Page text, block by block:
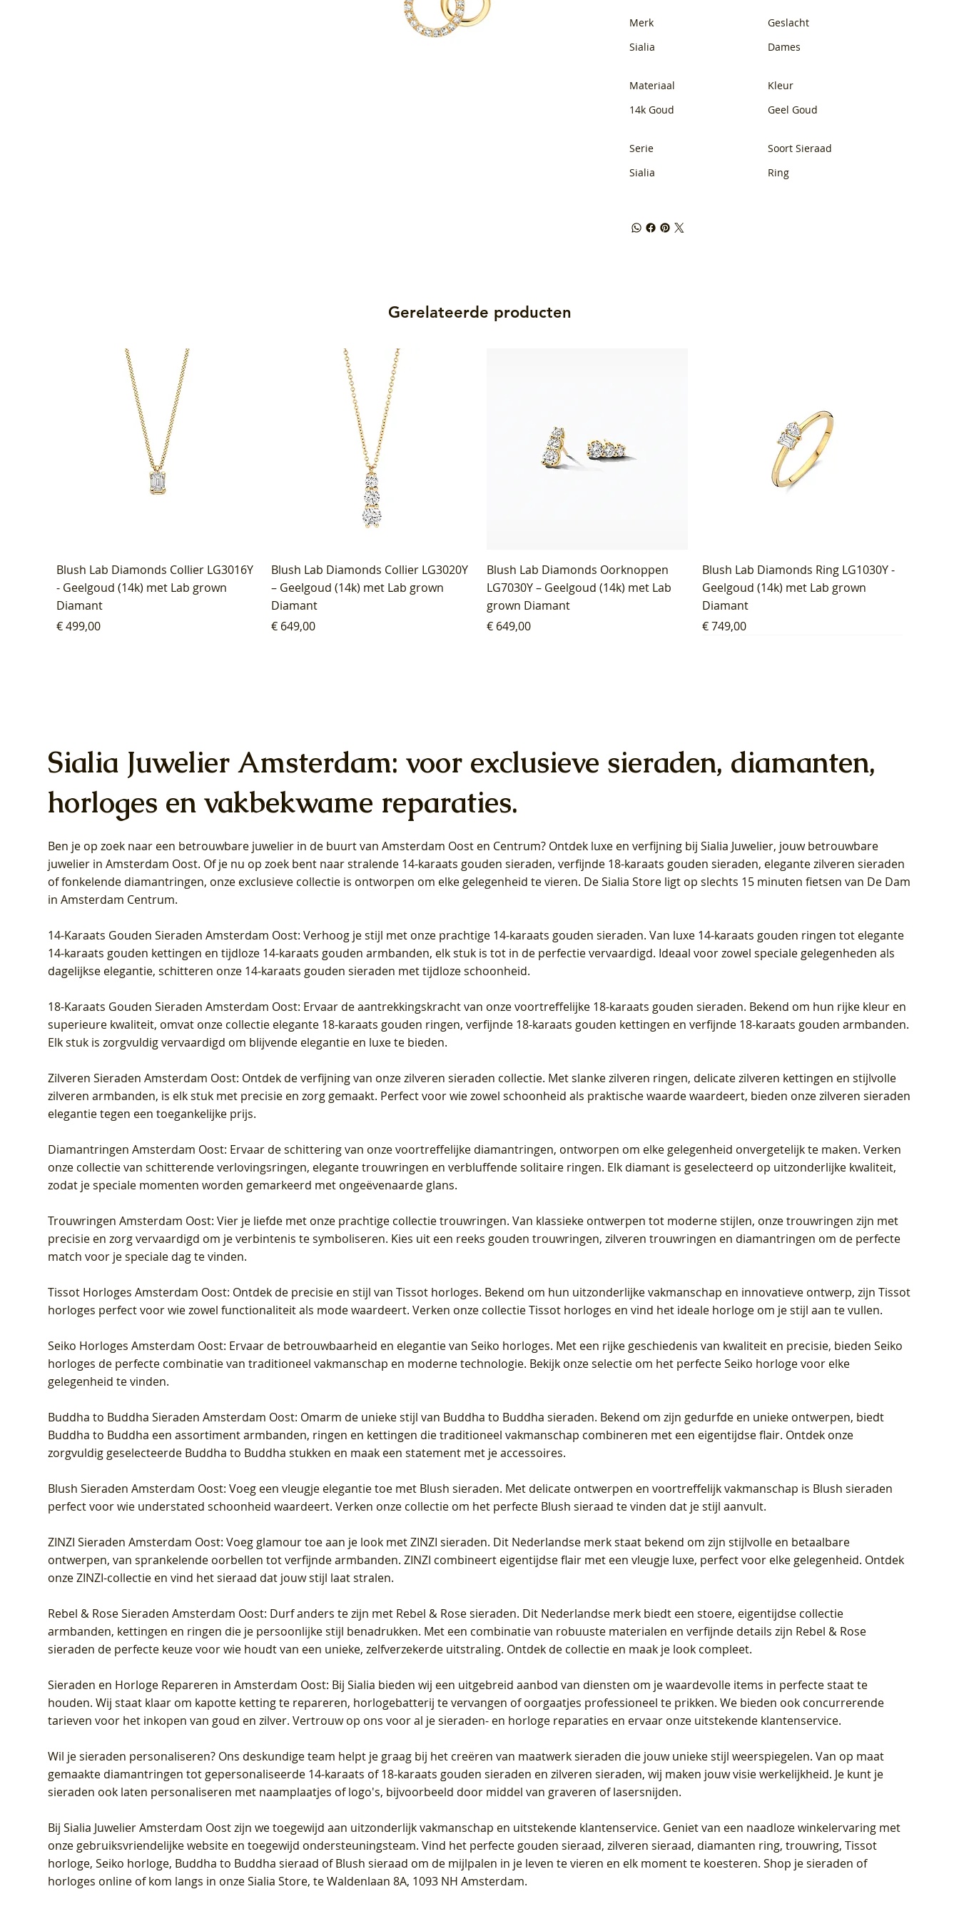
Merk
Sialia
Geslacht
Dames
Materiaal
14k Goud
Kleur
Geel Goud
Serie
Sialia
Soort Sieraad
Ring
Gerelateerde producten
Blush Lab Diamonds Collier LG3016Y
- Geelgoud (14k) met Lab grown
Diamant
Prijs
€ 499,00
Blush Lab Diamonds Collier LG3020Y
– Geelgoud (14k) met Lab grown
Diamant
Prijs
€ 649,00
Blush Lab Diamonds Oorknoppen
LG7030Y – Geelgoud (14k) met Lab
grown Diamant
Prijs
€ 649,00
Blush Lab Diamonds Ring LG1030Y -
Geelgoud (14k) met Lab grown
Diamant
Prijs
€ 749,00
Blush Lab Diamonds Oorhangers
LG9006Y/S - Geelgoud (14k) met Lab
grown Diamant
Blush Lab Diamonds Oorhangers
LG9007Y/S - Geelgoud (14k) met Lab
grown Diamant
Blush Lab Diamonds Ring LG1028Y -
Geelgoud (14k) met Lab grown
Diamant
Blush Lab Diamonds Collier LG3014Y
- Geelgoud (14k) met Lab grown
Diamant
Blush Lab Diamonds Collier LG3019Y
– Geelgoud (14k) met Lab grown
Diamant
Blush Lab Diamonds Ring LG1042Y –
Geelgoud (14k) met Lab grown
Diamant
Blush Lab Diamonds Oorknoppen
LG7027Y - Geelgoud (14k) met Lab
grown Diamant
Blush Lab Diamonds Ring LG1029Y -
Geelgoud (14k) met Lab grown
Diamant
Blush Lab Diamonds Ring LG1031Y -
Geelgoud (14k) met Lab grown
Diamant
Blush Lab Diamonds Ring LG1044Y –
Geelgoud (14k) met Lab grown
Diamant
Blush Lab Diamonds Oorknoppen
LG7026Y - Geelgoud (14k) met Lab
grown Diamant
Blush Lab Diamonds Oorknoppen
LG7033Y – Geelgoud (14k) met Lab
grown Diamant
Sialia Juwelier Amsterdam: voor exclusieve sieraden, diamanten,
horloges en vakbekwame reparaties.
Ben je op zoek naar een betrouwbare juwelier in de buurt van Amsterdam Oost en Centrum? Ontdek luxe en verfijning bij Sialia Juwelier, jouw betrouwbare
juwelier in Amsterdam Oost. Of je nu op zoek bent naar stralende 14-karaats gouden sieraden, verfijnde 18-karaats gouden sieraden, elegante zilveren sieraden
of fonkelende diamantringen, onze exclusieve collectie is ontworpen om elke gelegenheid te vieren. De Sialia Store ligt op slechts 15 minuten fietsen van De Dam
in Amsterdam Centrum.
14-Karaats Gouden Sieraden Amsterdam Oost: Verhoog je stijl met onze prachtige 14-karaats gouden sieraden. Van luxe 14-karaats gouden ringen tot elegante
14-karaats gouden kettingen en tijdloze 14-karaats gouden armbanden, elk stuk is tot in de perfectie vervaardigd. Ideaal voor zowel speciale gelegenheden als
dagelijkse elegantie, schitteren onze 14-karaats gouden sieraden met tijdloze schoonheid.
18-Karaats Gouden Sieraden Amsterdam Oost: Ervaar de aantrekkingskracht van onze voortreffelijke 18-karaats gouden sieraden. Bekend om hun rijke kleur en
superieure kwaliteit, omvat onze collectie elegante 18-karaats gouden ringen, verfijnde 18-karaats gouden kettingen en verfijnde 18-karaats gouden armbanden.
Elk stuk is zorgvuldig vervaardigd om blijvende elegantie en luxe te bieden.
Zilveren Sieraden Amsterdam Oost: Ontdek de verfijning van onze zilveren sieraden collectie. Met slanke zilveren ringen, delicate zilveren kettingen en stijlvolle
zilveren armbanden, is elk stuk met precisie en zorg gemaakt. Perfect voor wie zowel schoonheid als praktische waarde waardeert, bieden onze zilveren sieraden
elegantie tegen een toegankelijke prijs.
Diamantringen Amsterdam Oost: Ervaar de schittering van onze voortreffelijke diamantringen, ontworpen om elke gelegenheid onvergetelijk te maken. Verken
onze collectie van schitterende verlovingsringen, elegante trouwringen en verbluffende solitaire ringen. Elk diamant is geselecteerd op uitzonderlijke kwaliteit,
zodat je speciale momenten worden gemarkeerd met ongeëvenaarde glans.
Trouwringen Amsterdam Oost: Vier je liefde met onze prachtige collectie trouwringen. Van klassieke ontwerpen tot moderne stijlen, onze trouwringen zijn met
precisie en zorg vervaardigd om je verbintenis te symboliseren. Kies uit een reeks gouden trouwringen, zilveren trouwringen en diamantringen om de perfecte
match voor je speciale dag te vinden.
Tissot Horloges Amsterdam Oost: Ontdek de precisie en stijl van Tissot horloges. Bekend om hun uitzonderlijke vakmanschap en innovatieve ontwerp, zijn Tissot
horloges perfect voor wie zowel functionaliteit als mode waardeert. Verken onze collectie Tissot horloges en vind het ideale horloge om je stijl aan te vullen.
Seiko Horloges Amsterdam Oost: Ervaar de betrouwbaarheid en elegantie van Seiko horloges. Met een rijke geschiedenis van kwaliteit en precisie, bieden Seiko
horloges de perfecte combinatie van traditioneel vakmanschap en moderne technologie. Bekijk onze selectie om het perfecte Seiko horloge voor elke
gelegenheid te vinden.
Buddha to Buddha Sieraden Amsterdam Oost: Omarm de unieke stijl van Buddha to Buddha sieraden. Bekend om zijn gedurfde en unieke ontwerpen, biedt
Buddha to Buddha een assortiment armbanden, ringen en kettingen die traditioneel vakmanschap combineren met een eigentijdse flair. Ontdek onze
zorgvuldig geselecteerde Buddha to Buddha stukken en maak een statement met je accessoires.
Blush Sieraden Amsterdam Oost: Voeg een vleugje elegantie toe met Blush sieraden. Met delicate ontwerpen en voortreffelijk vakmanschap is Blush sieraden
perfect voor wie understated schoonheid waardeert. Verken onze collectie om het perfecte Blush sieraad te vinden dat je stijl aanvult.
ZINZI Sieraden Amsterdam Oost: Voeg glamour toe aan je look met ZINZI sieraden. Dit Nederlandse merk staat bekend om zijn stijlvolle en betaalbare
ontwerpen, van sprankelende oorbellen tot verfijnde armbanden. ZINZI combineert eigentijdse flair met een vleugje luxe, perfect voor elke gelegenheid. Ontdek
onze ZINZI-collectie en vind het sieraad dat jouw stijl laat stralen.
Rebel & Rose Sieraden Amsterdam Oost: Durf anders te zijn met Rebel & Rose sieraden. Dit Nederlandse merk biedt een stoere, eigentijdse collectie
armbanden, kettingen en ringen die je persoonlijke stijl benadrukken. Met een combinatie van robuuste materialen en verfijnde details zijn Rebel & Rose
sieraden de perfecte keuze voor wie houdt van een unieke, zelfverzekerde uitstraling. Ontdek de collectie en maak je look compleet.
Sieraden en Horloge Repareren in Amsterdam Oost: Bij Sialia bieden wij een uitgebreid aanbod van diensten om je waardevolle items in perfecte staat te
houden. Wij staat klaar om kapotte ketting te repareren, horlogebatterij te vervangen of oorgaatjes professioneel te prikken. We bieden ook concurrerende
tarieven voor het inkopen van goud en zilver. Vertrouw op ons voor al je sieraden- en horloge reparaties en ervaar onze uitstekende klantenservice.
Wil je sieraden personaliseren? Ons deskundige team helpt je graag bij het creëren van maatwerk sieraden die jouw unieke stijl weerspiegelen. Van op maat
gemaakte diamantringen tot gepersonaliseerde 14-karaats of 18-karaats gouden sieraden en zilveren sieraden, wij maken jouw visie werkelijkheid. Je kunt je
sieraden ook laten personaliseren met naamplaatjes of logo's, bijvoorbeeld door middel van graveren of lasersnijden.
BijSialia Juwelier Amsterdam Oostzijn we toegewijd aan uitzonderlijk vakmanschap en uitstekende klantenservice. Geniet van een naadloze winkelervaring met
onze gebruiksvriendelijke website en toegewijd ondersteuningsteam. Vind het perfecte gouden sieraad, zilveren sieraad, diamanten ring, trouwring, Tissot
horloge, Seiko horloge, Buddha to Buddha sieraad of Blush sieraad om de mijlpalen in je leven te vieren en elk moment te koesteren. Shop je sieraden of
horloges online of kom langs in onze Sialia Store, te Waldenlaan 8A, 1093 NH Amsterdam.